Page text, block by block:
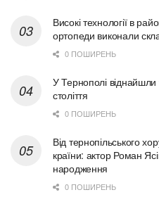
Високі технології в
ортопеди виконали
0 ПОШИРЕНЬ
У Тернополі віднайшли
століття
0 ПОШИРЕНЬ
Від тернопільського
країни: актор Роман
народження
0 ПОШИРЕНЬ